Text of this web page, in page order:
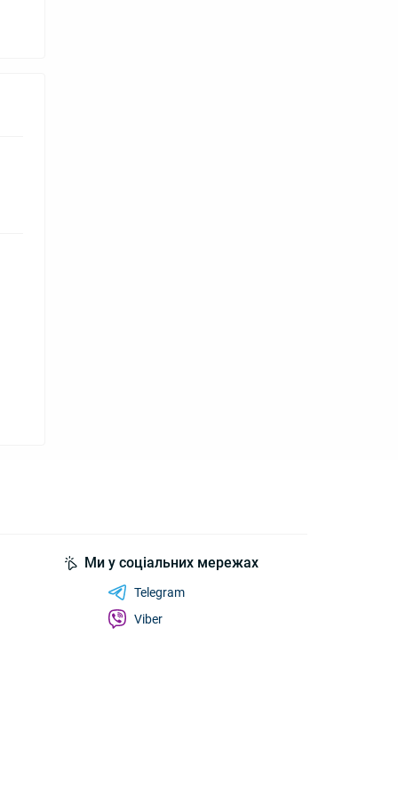
Ми у соціальних мережах
Telegram
Viber